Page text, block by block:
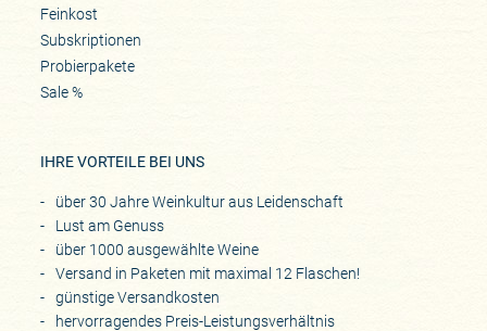
Feinkost
Subskriptionen
Probierpakete
Sale %
IHRE VORTEILE BEI UNS
über 30 Jahre Weinkultur aus Leidenschaft
Lust am Genuss
über 1000 ausgewählte Weine
Versand in Paketen mit maximal 12 Flaschen!
günstige Versandkosten
hervorragendes Preis-Leistungsverhältnis